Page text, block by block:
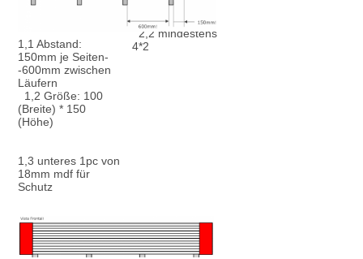
1,1 Abstand:
150mm je Seiten-
-600mm zwischen
1,2 Größe: 100
(Breite) * 150
(Höhe)
1,3 unteres 1pc von
18mm mdf für
Schutz
2,1 Stahlgurt mit
Metallbügel
2,2 mindestens
4*2